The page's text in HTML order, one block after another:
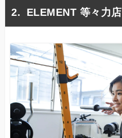
ELEMENT 等々力店